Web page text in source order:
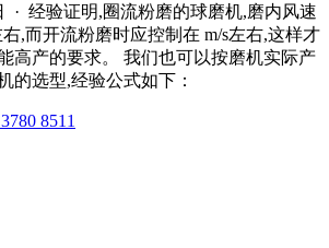
· 经验证明,圈流粉磨的球磨机,磨内风速
,而开流粉磨时应控制在 m/s左右,这样才
高产的要求。 我们也可以按磨机实际产
的选型,经验公式如下：
8511